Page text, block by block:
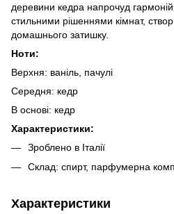
деревини кедра напрочуд
стильними рішеннями кімнат,
домашнього затишку.
Ноти:
Верхня: ваніль, пачулі
Середня: кедр
В основі: кедр
Характеристики:
Зроблено в Італії
Склад: спирт, парфумерна
Характеристики